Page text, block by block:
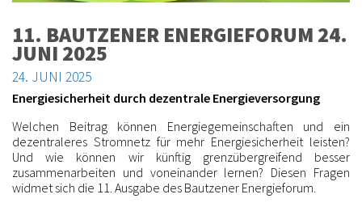
11. BAUTZENER ENERGIEFORUM 24.
JUNI 2025
24. JUNI 2025
Energiesicherheit durch dezentrale Energieversorgung
Welchen Beitrag können Energiegemeinschaften und ein
dezentraleres Stromnetz für mehr Energiesicherheit leisten?
Und wie können wir künftig grenzübergreifend besser
zusammenarbeiten und voneinander lernen? Diesen Fragen
widmet sich die 11. Ausgabe des Bautzener Energieforum.